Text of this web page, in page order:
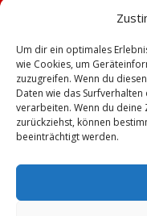
Um dir ein optimales
wie Cookies, um
zuzugreifen. Wenn du
Daten wie das
verarbeiten. Wenn du
zurückziehst, können
beeinträchtigt werden.